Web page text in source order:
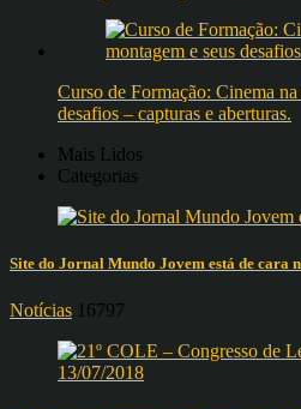
Curso de Formação: Cinema
desafios – capturas e aberturas.
Mais Lidos
Categorias
Site do Jornal Mundo Jovem está de cara
Notícias 16797